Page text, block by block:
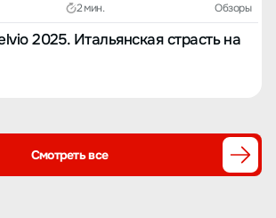
2 мин. Обзоры
2025. Итальянская страсть на
Смотреть все